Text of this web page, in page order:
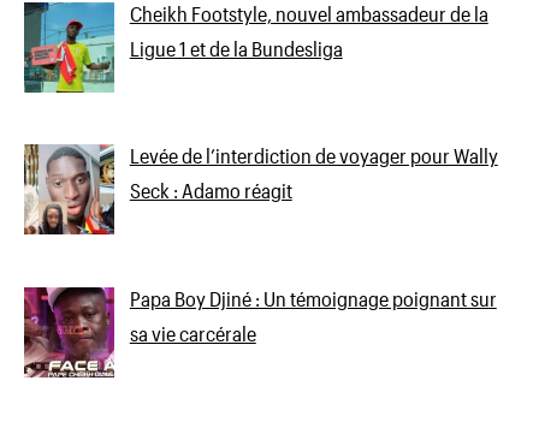
Cheikh Footstyle, nouvel ambassadeur de la
Ligue 1 et de la Bundesliga
Levée de l’interdiction de voyager pour Wally
Seck : Adamo réagit
Papa Boy Djiné : Un témoignage poignant sur
sa vie carcérale